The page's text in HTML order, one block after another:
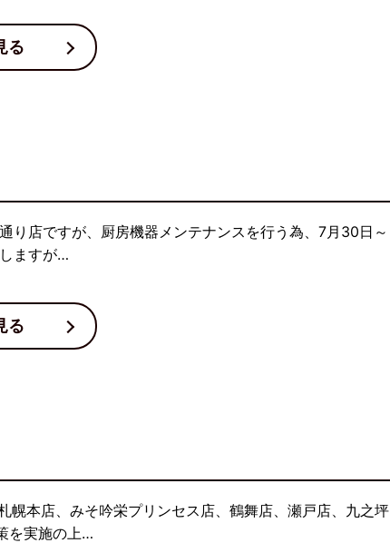
る
り店ですが、厨房機器メンテナンスを行う為、7月30日～
ますが…
る
本店、みそ吟栄プリンセス店、鶴舞店、瀬戸店、九之坪
を実施の上…